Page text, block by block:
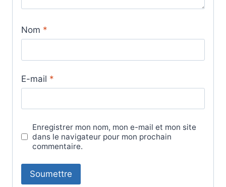
Nom *
E-mail *
Enregistrer mon nom, mon e-mail et mon site
dans le navigateur pour mon prochain
commentaire.